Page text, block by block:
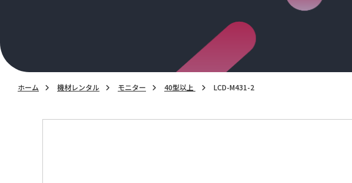
ホーム 機材レンタル モニター 40型以上 LCD-M431-2